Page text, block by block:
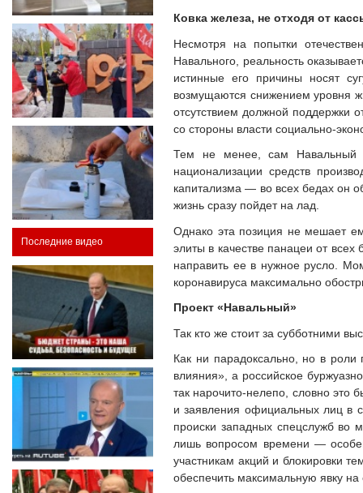
Последние видео
Ковка железа, не отходя от
Несмотря на попытки
Навального, реальность
истинные его причины носят
возмущаются снижением уровня
отсутствием должной поддержки
со стороны власти социально-
Тем не менее, сам Навальный
национализации средств
капитализма — во всех бедах он
жизнь сразу пойдет на лад.
Однако эта позиция не мешает
элиты в качестве панацеи от
направить ее в нужное русло.
коронавируса максимально
Проект «Навальный»
Так кто же стоит за субботними
Как ни парадоксально, но в роли
влияния», а российское
так нарочито-нелепо, словно это
и заявления официальных лиц в
происки западных спецслужб во
лишь вопросом времени —
участникам акций и блокировки
обеспечить максимальную явку